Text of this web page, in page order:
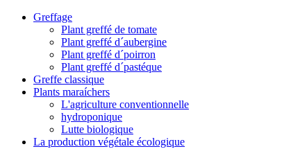
Greffage
Plant greffé de tomate
Plant greffé d´aubergine
Plant greffé d´poirron
Plant greffé d´pastéque
Greffe classique
Plants maraíchers
L'agriculture conventionnelle
hydroponique
Lutte biologique
La production végétale écologique